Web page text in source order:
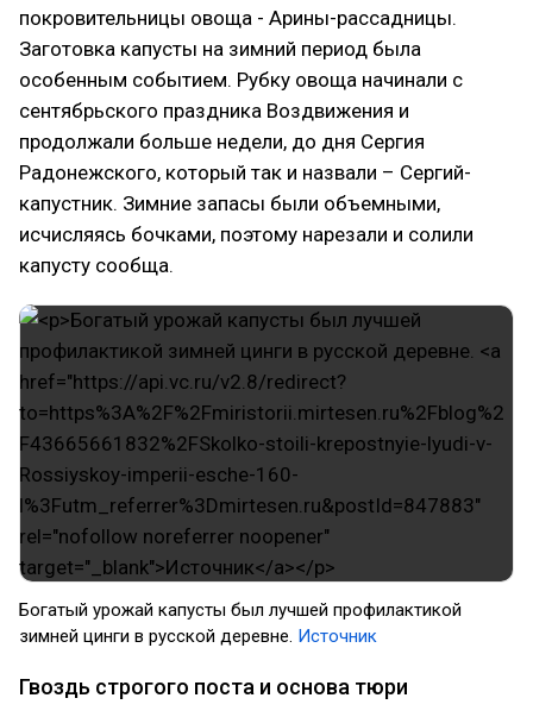
покровительницы овоща - Арины-рассадницы.
Заготовка капусты на зимний период была
особенным событием. Рубку овоща начинали с
сентябрьского праздника Воздвижения и
продолжали больше недели, до дня Сергия
Радонежского, который так и назвали – Сергий-
капустник. Зимние запасы были объемными,
исчисляясь бочками, поэтому нарезали и солили
капусту сообща.
Богатый урожай капусты был лучшей профилактикой
зимней цинги в русской деревне. Источник
Гвоздь строгого поста и основа тюри